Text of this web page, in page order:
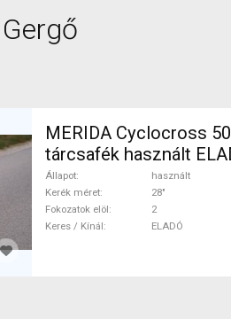
MERIDA Cyclocross
tárcsafék használt
Állapot
használt
Kerék méret
28"
Fokozatok elöl
2
Keres / Kínál
ELADÓ